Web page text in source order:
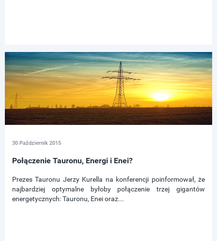
30 Październik 2015
Połączenie Tauronu, Energi i Enei?
Prezes Tauronu Jerzy Kurella na konferencji poinformował, że
najbardziej optymalne byłoby połączenie trzej gigantów
energetycznych: Tauronu, Enei oraz...